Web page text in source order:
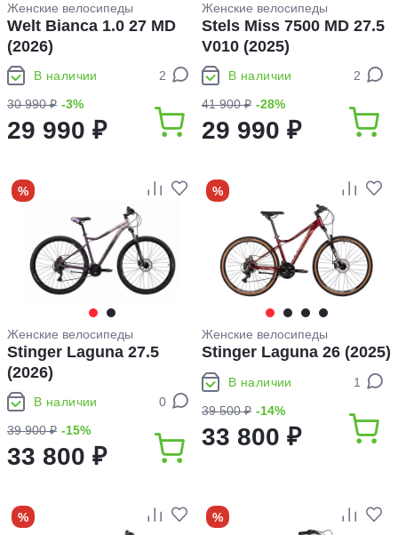
Женские велосипеды
Welt Bianca 1.0 27 MD
(2026)
В наличии
2
30 990 ₽ -3%
29 990 ₽
Женские велосипеды
Stels Miss 7500 MD 27.5
V010 (2025)
В наличии
2
41 900 ₽ -28%
29 990 ₽
%
Женские велосипеды
Stinger Laguna 27.5
(2026)
В наличии
0
39 900 ₽ -15%
33 800 ₽
%
Женские велосипеды
Stinger Laguna 26 (2025)
В наличии
1
39 500 ₽ -14%
33 800 ₽
% %